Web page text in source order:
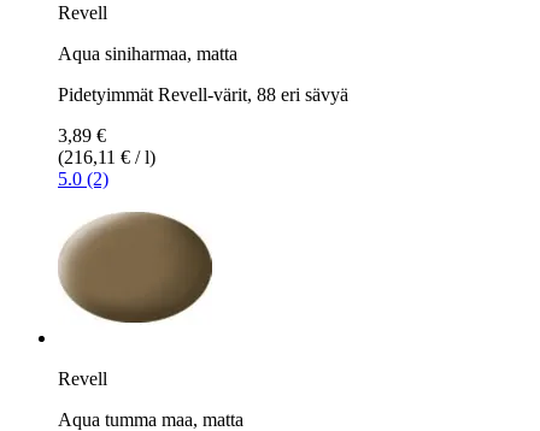
Revell
Aqua siniharmaa, matta
Pidetyimmät Revell-värit, 88 eri sävyä
3,89 €
(216,11 € / l)
5.0 (2)
Revell
Aqua tumma maa, matta